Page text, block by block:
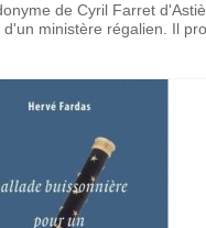
de Cyril Farret
ministère régalien. Il